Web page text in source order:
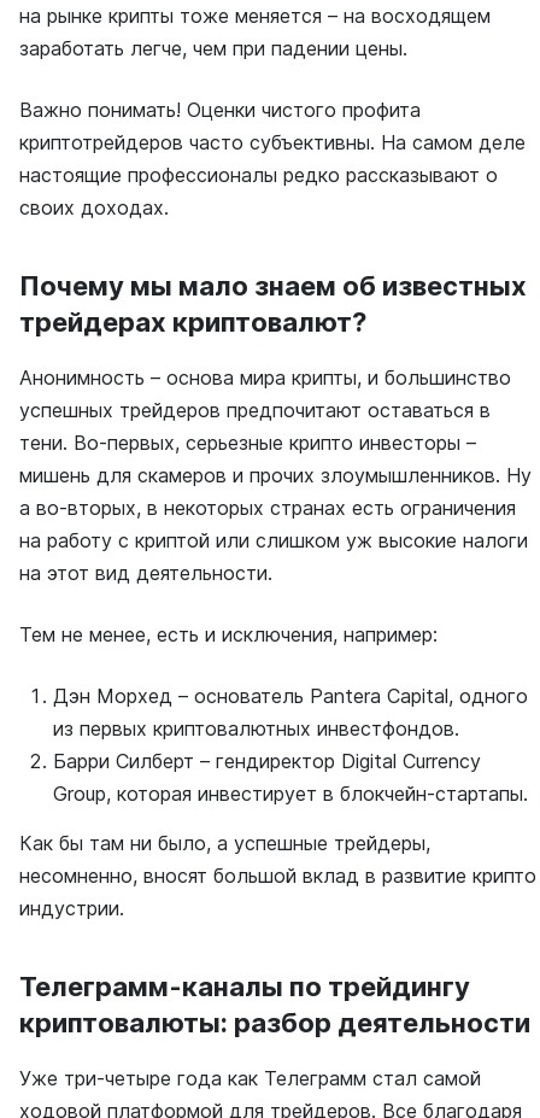
на рынке крипты тоже меняется – на восходящем
заработать легче, чем при падении цены.
Важно понимать! Оценки чистого профита
криптотрейдеров часто субъективны. На самом деле
настоящие профессионалы редко рассказывают о
своих доходах.
Почему мы мало знаем об известных
трейдерах криптовалют?
Анонимность – основа мира крипты, и большинство
успешных трейдеров предпочитают оставаться в
тени. Во-первых, серьезные крипто инвесторы –
мишень для скамеров и прочих злоумышленников. Ну
а во-вторых, в некоторых странах есть ограничения
на работу с криптой или слишком уж высокие налоги
на этот вид деятельности.
Тем не менее, есть и исключения, например:
Дэн Морхед – основатель Pantera Capital, одного
из первых криптовалютных инвестфондов.
Барри Силберт – гендиректор Digital Currency
Group, которая инвестирует в блокчейн-стартапы.
Как бы там ни было, а успешные трейдеры,
несомненно, вносят большой вклад в развитие крипто
индустрии.
Телеграмм-каналы по трейдингу
криптовалюты: разбор деятельности
Уже три-четыре года как Телеграмм стал самой
ходовой платформой для трейдеров. Все благодаря